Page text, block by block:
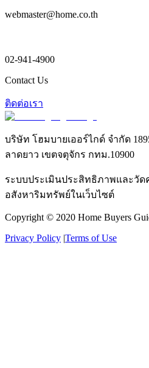
webmaster@home.co.th
02-941-4900
Contact Us
ติดต่อเรา
บริษัท โฮมบายเออร์ไกด์ จำกัด
ลาดยาว เขตจตุจักร กทม.10900
ระบบประเมินประสิทธิภาพและวั
อสังหาริมทรัพย์ในเว็บไซต์
Copyright © 2020 Home Buyers
Privacy Policy |Terms of Use